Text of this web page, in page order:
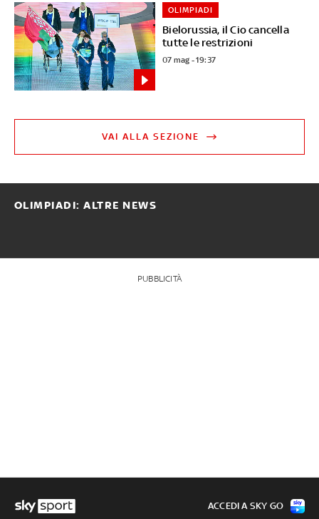
Bielorussia, il Cio cancella
tutte le restrizioni
OLIMPIADI
07 mag - 19:37
VAI ALLA SEZIONE
OLIMPIADI: ALTRE NEWS
PUBBLICITÀ
ACCEDI A SKY GO